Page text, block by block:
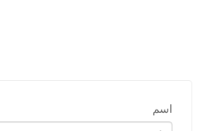
اسم